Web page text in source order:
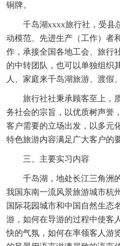
铜牌。
千岛湖xxxx旅行社，受县
动模范、先进生产（工作）者
作，承接全国各地工会、旅行
的中转团队，也可以单独组织
人、家庭来千岛湖旅游、渡假
旅行社社秉承顾客至上，
务社会的宗旨，以优质树声誉
客户需要的立场出发，以多元
特色旅游内容满足广大客户的
三、主要实习内容
千岛湖，地处长江三角洲
我国东南一流风景旅游城市杭
国际花园城市和中国自然生态
游，如何在导游的过程中使客
快的气氛，如何在率领客人游